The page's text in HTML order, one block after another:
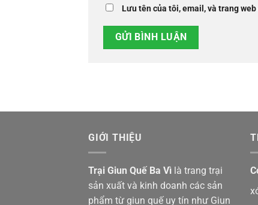
Lưu tên của tôi, email, và trang
GIỚI THIỆU
Trại Giun Quế Ba Vì là trang trại
sản xuất và kinh doanh các sản
phẩm từ giun quế uy tín như Giun